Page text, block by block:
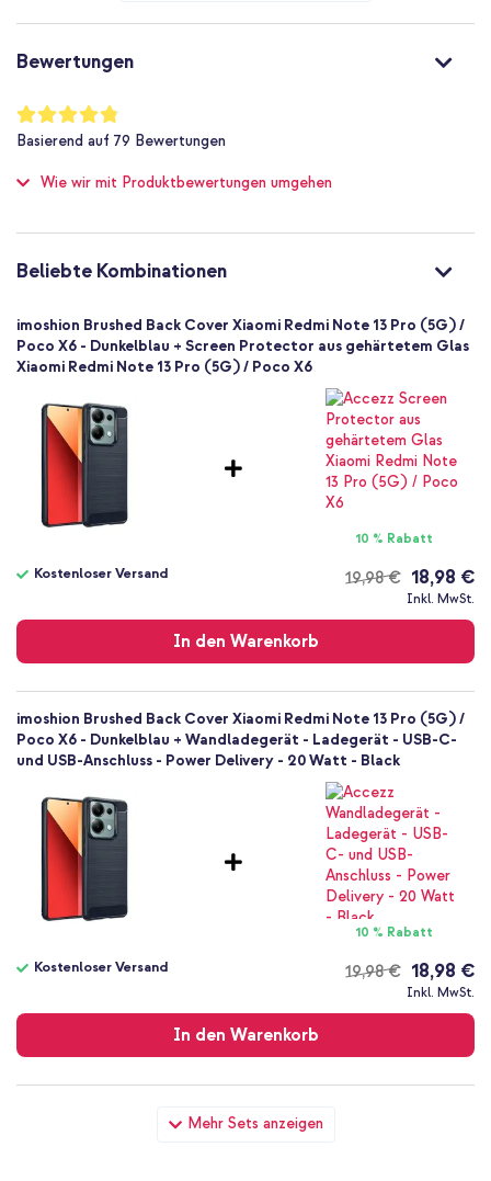
Bist du auf der Suche nach einer stilvollen Hülle für dein
imoshion!
Nein
Nein
Nein
8721064001964
SH00073533
Dunkelblau
Silikon und TPU (weich)
Keine
Backcover, Soft Case
Rückseite & Seite
Bewertungen
Bewertung:
96
%
of
Basierend auf 79 Bewertungen
Wie wir mit Produktbewertungen umgehen
Beliebte Kombinationen
Mehr Sets anzeigen
imoshion Brushed Back Cover Xiaomi Redmi Note 13 Pro (5G) /
Poco X6 - Dunkelblau + Screen Protector aus gehärtetem Glas
Xiaomi Redmi Note 13 Pro (5G) / Poco X6
10 % Rabatt
19,98 €
Kostenloser Versand 18,98 €
Inkl. MwSt.
In den Warenkorb
Versand
imoshion Brushed Back Cover Xiaomi Redmi Note 13 Pro (5G) /
Poco X6 - Dunkelblau + Wandladegerät - Ladegerät - USB-C-
und USB-Anschluss - Power Delivery - 20 Watt - Black
10 % Rabatt
19,98 €
Kostenloser Versand 18,98 €
Inkl. MwSt.
In den Warenkorb
Versand
imoshion Brushed Back Cover Xiaomi Redmi Note 13 Pro (5G) /
Poco X6 - Dunkelblau + Boost↑Charge™ Braided USB-C-zu-